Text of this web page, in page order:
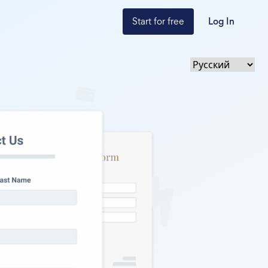
Start for free Log In